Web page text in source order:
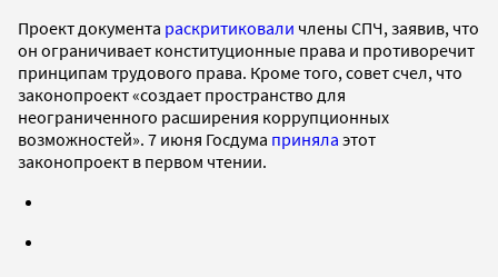
Проект документа раскритиковали члены СПЧ, заявив, что
он ограничивает конституционные права и противоречит
принципам трудового права. Кроме того, совет счел, что
законопроект «создает пространство для
неограниченного расширения коррупционных
возможностей». 7 июня Госдума приняла этот
законопроект в первом чтении.